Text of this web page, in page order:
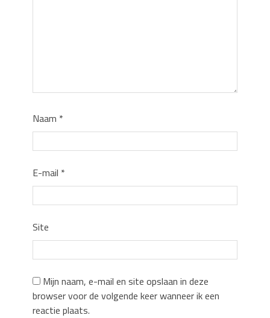
Naam *
E-mail *
Site
Mijn naam, e-mail en site opslaan in deze
browser voor de volgende keer wanneer ik een
reactie plaats.